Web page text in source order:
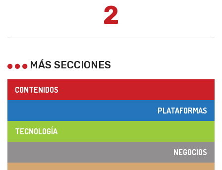
2
MÁS SECCIONES
CONTENIDOS
PLATAFORMAS
TECNOLOGÍA
NEGOCIOS